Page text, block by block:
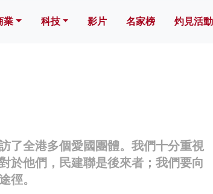
業 科技 影片 名家榜 灼見活動
了全港多個愛國團體。我們十分重視
於他們，民建聯是後來者；我們要向
徑。